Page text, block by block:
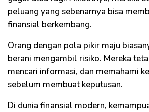
peluang yang sebenarnya bisa
finansial berkembang.
Orang dengan pola pikir maju
berani mengambil risiko. Mereka
mencari informasi, dan memahami
sebelum membuat keputusan.
Di dunia finansial modern,